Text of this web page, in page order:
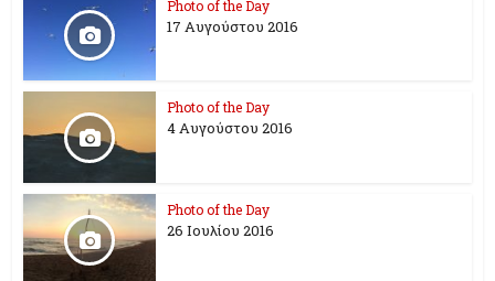
Photo of the Day
17 Aυγούστου 2016
Photo of the Day
4 Αυγούστου 2016
Photo of the Day
26 Ioυλίου 2016